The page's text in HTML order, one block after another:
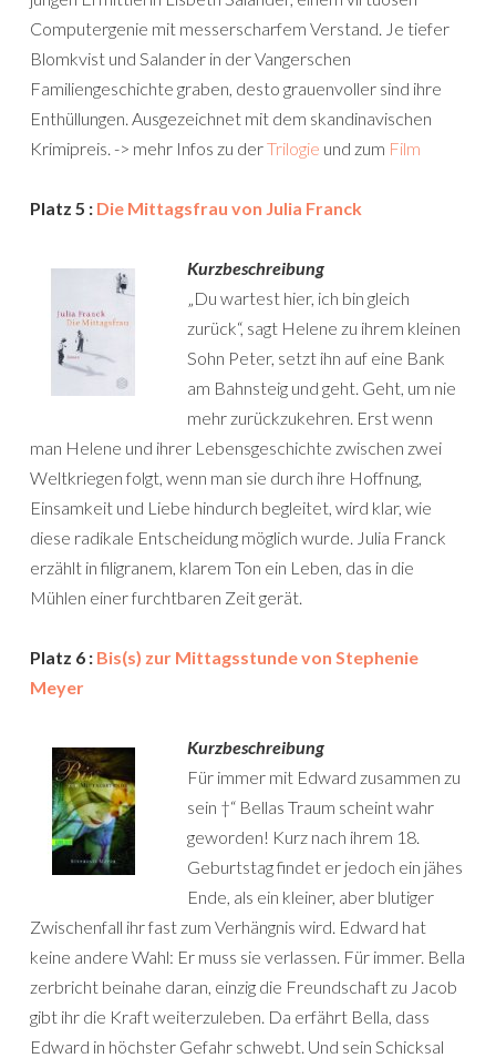
Computergenie mit messerscharfem Verstand. Je tiefer
Blomkvist und Salander in der Vangerschen
Familiengeschichte graben, desto grauenvoller sind ihre
Enthüllungen. Ausgezeichnet mit dem skandinavischen
Krimipreis. -> mehr Infos zu derTrilogie und zum Film
Platz 5 : Die Mittagsfrau von Julia Franck
Kurzbeschreibung
„Du wartest hier, ich bin gleich
zurück“, sagt Helene zu ihrem kleinen
Sohn Peter, setzt ihn auf eine Bank
am Bahnsteig und geht. Geht, um nie
mehr zurückzukehren. Erst wenn
man Helene und ihrer Lebensgeschichte zwischen zwei
Weltkriegen folgt, wenn man sie durch ihre Hoffnung,
Einsamkeit und Liebe hindurch begleitet, wird klar, wie
diese radikale Entscheidung möglich wurde. Julia Franck
erzählt in filigranem, klarem Ton ein Leben, das in die
Mühlen einer furchtbaren Zeit gerät.
Platz 6 : Bis(s) zur Mittagsstunde von Stephenie
Meyer
Kurzbeschreibung
Für immer mit Edward zusammen zu
sein †“ Bellas Traum scheint wahr
geworden! Kurz nach ihrem 18.
Geburtstag findet er jedoch ein jähes
Ende, als ein kleiner, aber blutiger
Zwischenfall ihr fast zum Verhängnis wird. Edward hat
keine andere Wahl: Er muss sie verlassen. Für immer. Bella
zerbricht beinahe daran, einzig die Freundschaft zu Jacob
gibt ihr die Kraft weiterzuleben. Da erfährt Bella, dass
Edward in höchster Gefahr schwebt. Und sein Schicksal